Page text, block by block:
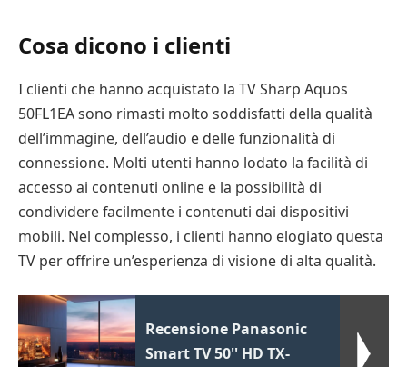
Cosa dicono i clienti
I clienti che hanno acquistato la TV Sharp Aquos
50FL1EA sono rimasti molto soddisfatti della qualità
dell’immagine, dell’audio e delle funzionalità di
connessione. Molti utenti hanno lodato la facilità di
accesso ai contenuti online e la possibilità di
condividere facilmente i contenuti dai dispositivi
mobili. Nel complesso, i clienti hanno elogiato questa
TV per offrire un’esperienza di visione di alta qualità.
Recensione Panasonic
Smart TV 50'' HD TX-